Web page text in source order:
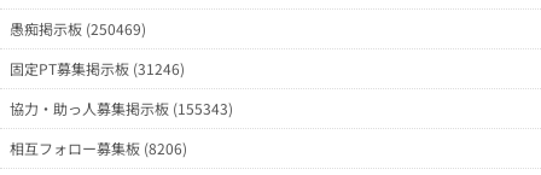
愚痴掲示板 (250469)
固定PT募集掲示板 (31246)
協力・助っ人募集掲示板 (155343)
相互フォロー募集板 (8206)